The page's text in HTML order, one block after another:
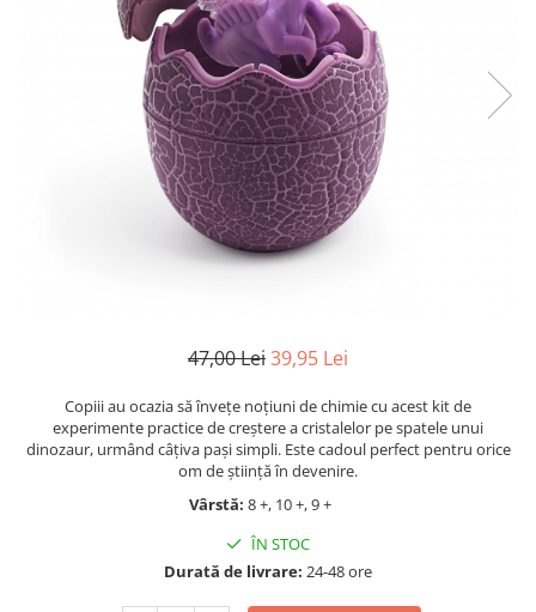
Jocuri cu dinozauri
Jucării de pluș
Jocuri educative pentru
școală/grădiniță
Cărţi de colorat, activități, apa
Accesorii diverse
LEGO Friends
LEGO Minecraft
LEGO DREAMZzz
LEGO Gabby s Dollhouse
LEGO Jurassic World
LEGO Sonic the Hedgehog
47,00 Lei39,95 Lei
Copiii au ocazia să învețe noțiuni de chimie cu acest kit de
experimente practice de creștere a cristalelor pe spatele unui
dinozaur, urmând câțiva pași simpli. Este cadoul perfect pentru orice
om de știință în devenire.
Vârstă: 8 +, 10 +, 9 +
ÎN STOC
Durată de livrare: 24-48 ore